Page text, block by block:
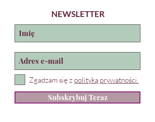
NEWSLETTER
Zgadzam się z polityką prywatności.
Subskrybuj Teraz